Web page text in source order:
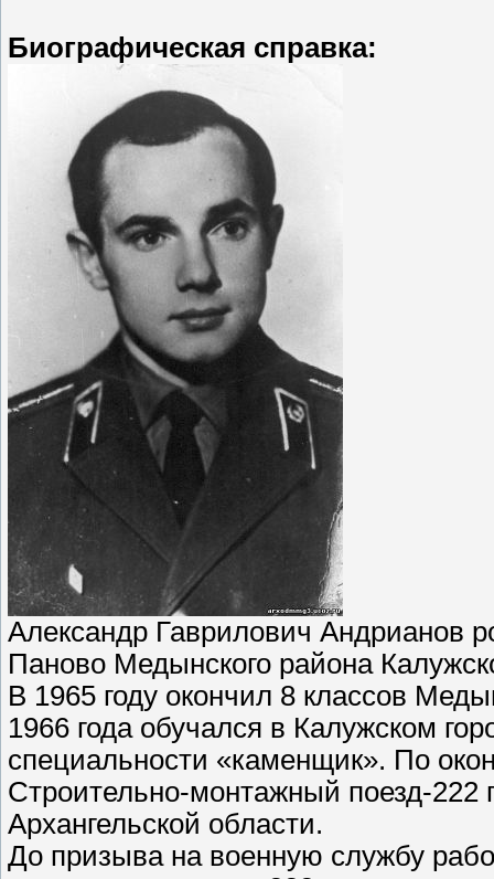
Биографическая справка:
Александр Гаврилович Андрианов
Паново Медынского района
В 1965 году окончил 8 классов
1966 года обучался в Калужском
специальности «каменщик». По
Строительно-монтажный поезд-222
Архангельской области.
До призыва на военную службу